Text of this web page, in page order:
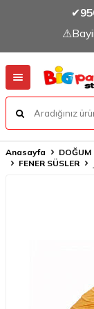
✔
Anasayfa DOĞUM
FENER SÜSLER